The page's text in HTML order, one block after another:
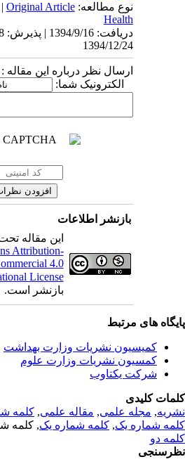
نوع مطالعه:Original Article
|
Health
1394/12/24
ارسال نظر درباره این مقاله :
الکترونیک شما:
بازنشر اطلاعات
این مقاله
Attribution-
4.0
License
بازنشر است.
های مرتبط
کمیسیون نشریات وزارت بهداشت
کمسیون نشریات وزارت علوم
شرکت یکتاوب
کلیدی
,مجله علمی, مقاله علمی, کلمه
شماره یک,کلمه شماره یک, کلمه
دو